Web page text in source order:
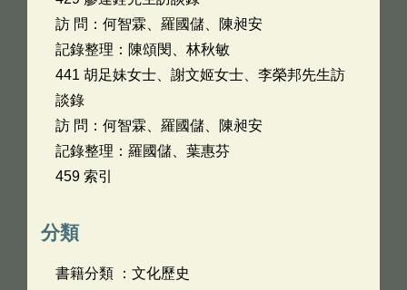
訪 問：何智霖、羅國儲、陳昶安
記錄整理：陳頌閔、林秋敏
441 胡足妹女士、謝文姬女士、李榮邦先生訪
談錄
訪 問：何智霖、羅國儲、陳昶安
記錄整理：羅國儲、葉惠芬
459 索引
分類
書籍分類 ：文化歷史